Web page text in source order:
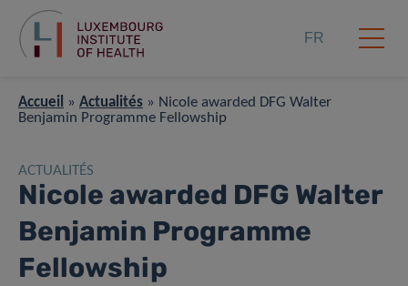
FR
Accueil » Actualités » Nicole awarded DFG Walter
Benjamin Programme Fellowship
ACTUALITÉS
Nicole awarded DFG Walter
Benjamin Programme
Fellowship